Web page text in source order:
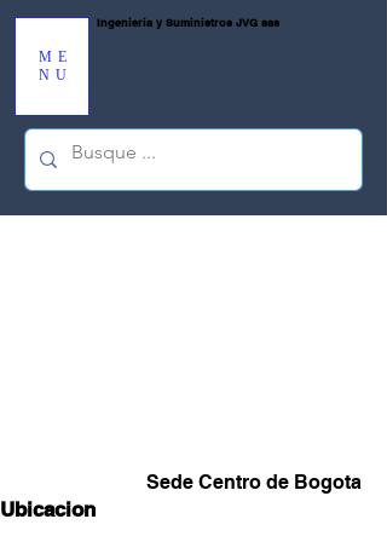
ME
NU
Ingenieria y Suministros JVG sas
Ubicacion
Sede Centro de Bogota